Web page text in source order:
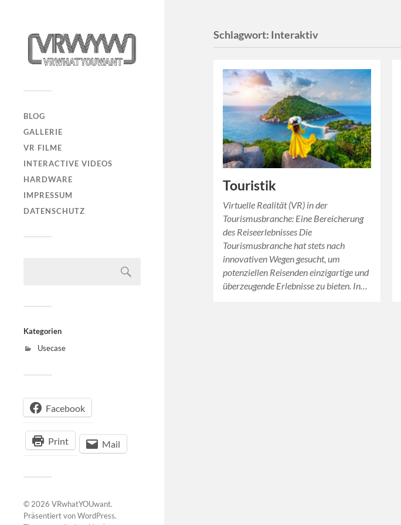
BLOG
GALLERIE
VR FILME
INTERACTIVE VIDEOS
HARDWARE
IMPRESSUM
DATENSCHUTZ
Kategorien
Usecase
Facebook
Print Mail
© 2026 VRwhatYOUwant.
Präsentiert vonWordPress.
Schlagwort: Interaktiv
Touristik
Virtuelle Realität (VR) in der
Tourismusbranche: Eine Bereicherung
des Reiseerlebnisses Die
Tourismusbranche hat stets nach
innovativen Wegen gesucht, um
potenziellen Reisenden einzigartige und
überzeugende Erlebnisse zu bieten. In…